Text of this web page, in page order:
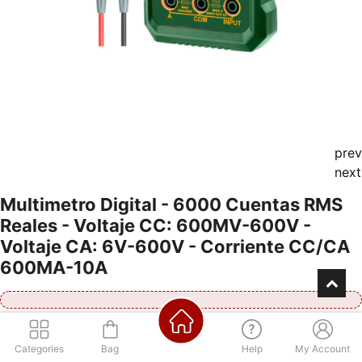
prev
next
Multimetro Digital - 6000 Cuentas RMS
Reales - Voltaje CC: 600MV-600V -
Voltaje CA: 6V-600V - Corriente CC/CA
600MA-10A
Consultá por nuestra financiación
Categories Bag Help My Account